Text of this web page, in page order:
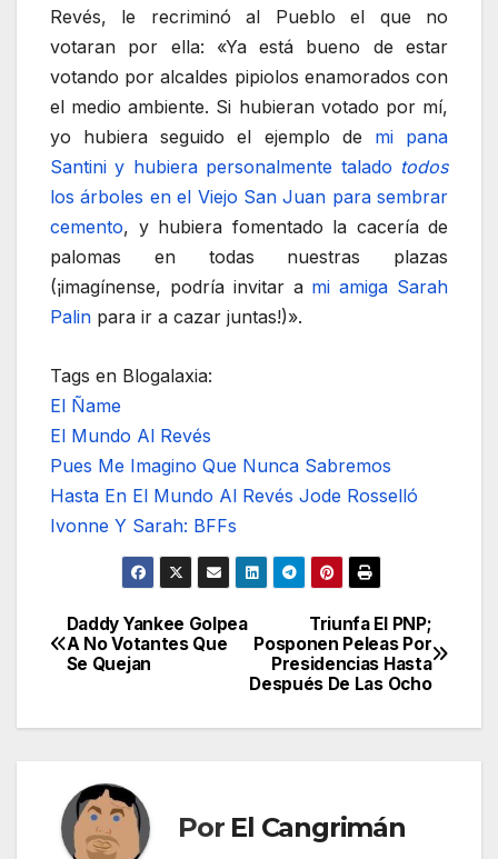
Revés, le recriminó al Pueblo el que no
votaran por ella: «Ya está bueno de estar
votando por alcaldes pipiolos enamorados con
el medio ambiente. Si hubieran votado por mí,
yo hubiera seguido el ejemplo de mi pana
Santini y hubiera personalmente talado todos
los árboles en el Viejo San Juan para sembrar
cemento, y hubiera fomentado la cacería de
palomas en todas nuestras plazas
(¡imagínense, podría invitar a mi amiga Sarah
Palin para ir a cazar juntas!)».
Tags en Blogalaxia:
El Ñame
El Mundo Al Revés
Pues Me Imagino Que Nunca Sabremos
Hasta En El Mundo Al Revés Jode Rosselló
Ivonne Y Sarah: BFFs
Navegación
de
entradas
Triunfa El PNP;
Posponen Peleas Por
Presidencias Hasta
Después De Las Ocho
Daddy Yankee Golpea
A No Votantes Que
Se Quejan
Por El Cangrimán